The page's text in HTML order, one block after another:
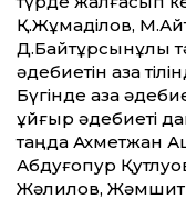
Қ.Жұмаділов,
Д.Байтұрсынұлы
әдебиетін қа­зақ
Бүгінде қазақ
ұйғыр әдебиеті
таңда Ахметжан
Абдуғопур
Жәлилов, Жәм­шит